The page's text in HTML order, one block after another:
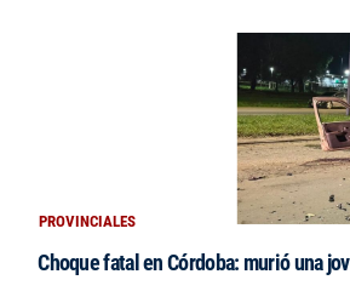
PROVINCIALES
Choque fatal en Córdoba: murió una